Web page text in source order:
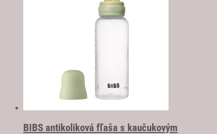
BIBS antikoliková fľaša s kaučukovým